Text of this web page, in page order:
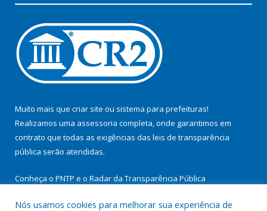
Muito mais que criar site ou sistema para prefeituras!
Realizamos uma assessoria completa, onde garantimos em
contrato que todas as exigências das leis de transparência
pública serão atendidas.
Conheça o PNTP e o Radar da Transparência Pública
Nós usamos cookies para melhorar sua experiência de